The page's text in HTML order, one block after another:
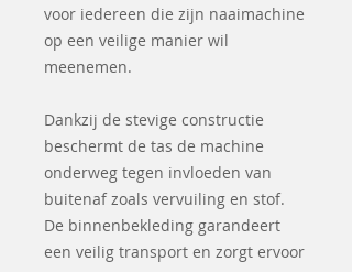
voor iedereen die zijn naaimachine
op een veilige manier wil
meenemen.
Dankzij de stevige constructie
beschermt de tas de machine
onderweg tegen invloeden van
buitenaf zoals vervuiling en stof.
De binnenbekleding garandeert
een veilig transport en zorgt ervoor